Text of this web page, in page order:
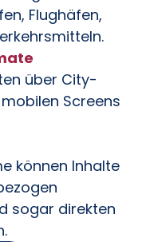
Flughäfen,
über City-
Screens
können Inhalte
sogar direkten